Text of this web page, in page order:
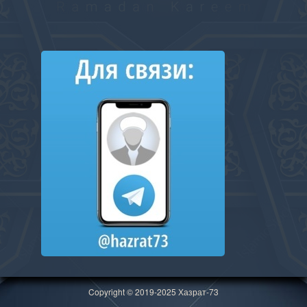
Copyright © 2019-2025 Хазрат-73